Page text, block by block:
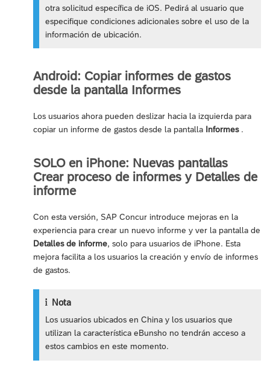
otra solicitud específica de iOS. Pedirá al usuario que
especifique condiciones adicionales sobre el uso de la
información de ubicación.
Android: Copiar informes de gastos
desde la pantalla Informes
Los usuarios ahora pueden deslizar hacia la izquierda para
copiar un informe de gastos desde la pantalla Informes.
SOLO en iPhone: Nuevas pantallas
Crear proceso de informes y Detalles de
informe
Con esta versión, SAP Concur introduce mejoras en la
experiencia para crear un nuevo informe y ver la pantalla de
Detalles de informe, solo para usuarios de iPhone. Esta
mejora facilita a los usuarios la creación y envío de informes
de gastos.
Nota
Los usuarios ubicados en China y los usuarios que
utilizan la característica eBunsho no tendrán acceso a
estos cambios en este momento.